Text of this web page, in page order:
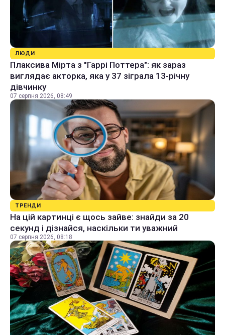
ЛЮДИ
Плаксива Мірта з "Гаррі Поттера": як зараз
виглядає акторка, яка у 37 зіграла 13-річну
дівчинку
07 серпня 2026, 08:49
ТРЕНДИ
На цій картинці є щось зайве: знайди за 20
секунд і дізнайся, наскільки ти уважний
07 серпня 2026, 08:18